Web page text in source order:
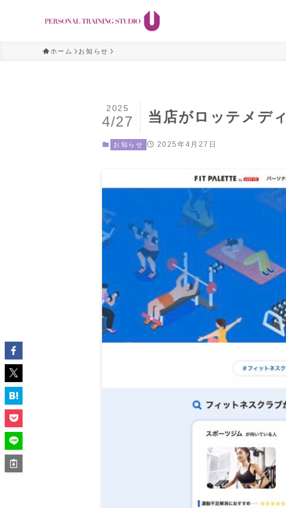
ホーム お知らせ
当店がロッテメデ
2025
4/27
お知らせ 2025年4月27日